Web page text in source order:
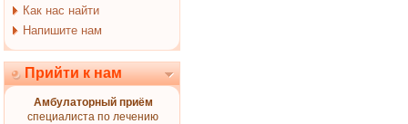
Как нас найти
Напишите нам
Прийти к нам
Амбулаторный приём
специалиста по лечению